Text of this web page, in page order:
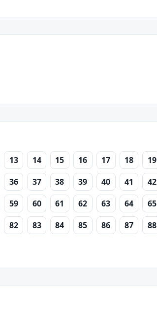
13 14 15 16 17 18 19
36 37 38 39 40 41 42
59 60 61 62 63 64 65
82 83 84 85 86 87 88